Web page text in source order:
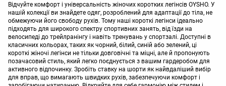
Відчуйте комфорт і універсальність жіночих коротких легінсів OYSHO. У
нашій колекції ви знайдете одяг, розроблений для адаптації до тіла, не
обмежуючи його свободу рухів. Тому наші короткі легінси ідеально
підходять для широкого спектру спортивних занять, від їзди на
велосипеді до трейлранінгу і навіть тренувань у спортзалі. Доступні в
класичних кольорах, таких як чорний, білий, синій або зелений, ці
короткі жіночі легінси не тільки довговічні та міцні, але й пропонують
позачасовий стиль, який легко поєднується з вашим гардеробом для
активного відпочинку. Зробіть ставку на шорти як найвдаліший вибір
для вправ, що вимагають швидких рухів, забезпечуючи комфорт і